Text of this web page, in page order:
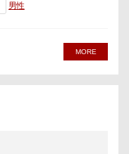
男性
MORE